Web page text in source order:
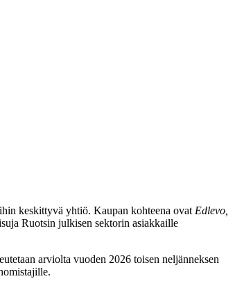
keskittyvä yhtiö. Kaupan kohteena ovat Edlevo,
Ruotsin julkisen sektorin asiakkaille
arviolta vuoden 2026 toisen neljänneksen